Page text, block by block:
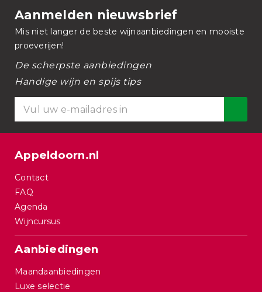
Aanmelden nieuwsbrief
Mis niet langer de beste wijnaanbiedingen en mooiste
proeverijen!
De scherpste aanbiedingen
Handige wijn en spijs tips
Appeldoorn.nl
Contact
FAQ
Agenda
Wijncursus
Aanbiedingen
Maandaanbiedingen
Luxe selectie